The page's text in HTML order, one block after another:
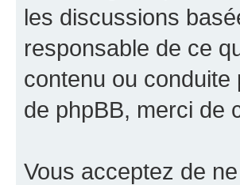
les discussions
responsable de ce
contenu ou
de phpBB, merci de
Vous acceptez de